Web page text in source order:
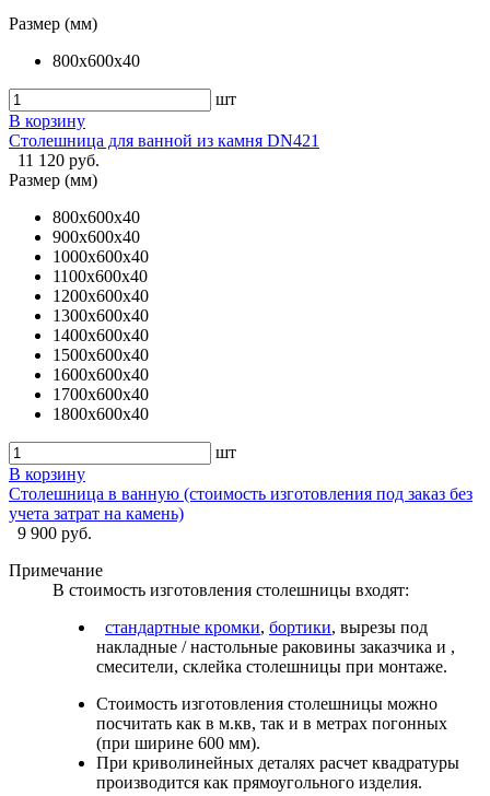
Размер (мм)
800х600х40
шт
В корзину
Столешница для ванной из камня DN421
11 120 руб.
Размер (мм)
800х600х40
900х600х40
1000х600х40
1100х600х40
1200х600х40
1300х600х40
1400х600х40
1500х600х40
1600х600х40
1700х600х40
1800х600х40
шт
В корзину
Столешница в ванную (стоимость изготовления под заказ без
учета затрат на камень)
9 900 руб.
Примечание
В стоимость изготовления столешницы входят:
стандартные кромки, бортики, вырезы под
накладные / настольные раковины заказчика и ,
смесители, склейка столешницы при монтаже.
Стоимость изготовления столешницы можно
посчитать как в м.кв, так и в метрах погонных
(при ширине 600 мм).
При криволинейных деталях расчет квадратуры
производится как прямоугольного изделия.